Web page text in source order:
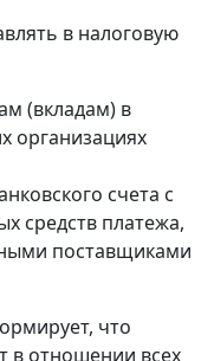
в налоговую
(вкладам) в
организациях
счета с
средств платежа,
поставщиками
что
в отношении всех